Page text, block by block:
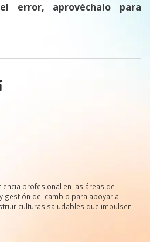
error, aprovéchalo para
profesional en las áreas de
gestión del cambio para apoyar a
culturas saludables que impulsen